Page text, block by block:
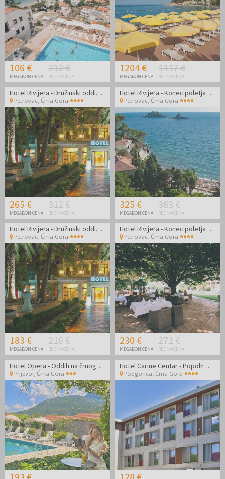
106 €
MEGABON CENA
212 €
REDNA CENA
1204 €
MEGABON CENA
1417 €
REDNA CENA
Hotel Rivijera - Družinski oddih v Petrovcu
Petrovac Črna Gora
265 €
MEGABON CENA
312 €
REDNA CENA
Hotel Rivijera - Konec poletja v Petrovcu
Petrovac ,Črna Gora
325 €
MEGABON CENA
383 €
REDNA CENA
Hotel Rivijera - Družinski oddih v Petrovcu
Petrovac, Črna Gora
183 €
MEGABON CENA
216 €
REDNA CENA
Hotel Rivijera - Konec poletja v Petrovcu
Petrovac,Črna Gora
230 €
MEGABON CENA
271 €
REDNA CENA
Hotel Opera - Oddih na črnogorski obali
Prijevor, Črna Gora
Hotel Carine Centar - Popoln oddih v središču Podgorice
Podgorica,Črna Gora